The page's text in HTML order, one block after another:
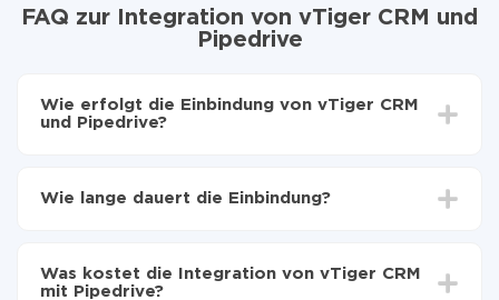
FAQ zur Integration von vTiger CRM und
Pipedrive
Wie erfolgt die Einbindung von vTiger CRM
und Pipedrive?
Pipedrive zu übertragen
CRM auf Pipedrive übertragen
Wie lange dauert die Einbindung?
Im Durchschnitt dauert es 10-15 Minuten.
Was kostet die Integration von vTiger CRM
mit Pipedrive?